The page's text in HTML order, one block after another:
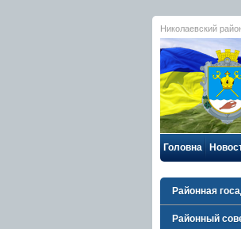
Николаевский
Головна
Районная
Районный